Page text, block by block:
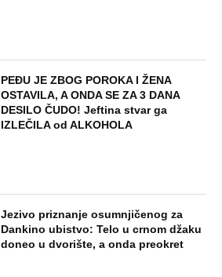
PEĐU JE ZBOG POROKA I ŽENA
OSTAVILA, A ONDA SE ZA 3 DANA
DESILO ČUDO! Jeftina stvar ga
IZLEČILA od ALKOHOLA
Jezivo priznanje osumnjičenog za
Dankino ubistvo: Telo u crnom džaku
doneo u dvorište, a onda preokret